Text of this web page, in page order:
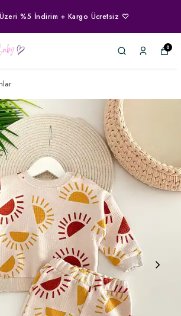
%5 İndirim + Kargo Ücretsiz ♡
0